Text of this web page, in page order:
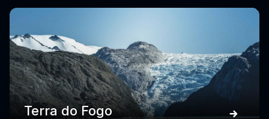
Terra do Fogo